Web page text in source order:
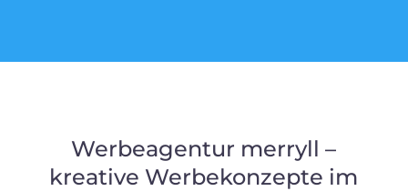
Werbeagentur merryll –
kreative Werbekonzepte im